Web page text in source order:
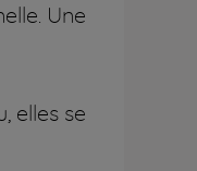
Une
elles se